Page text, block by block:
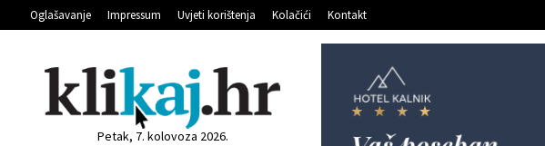
Oglašavanje Impressum Uvjeti korištenja Kolačići Kontakt
Petak, 7. kolovoza 2026.